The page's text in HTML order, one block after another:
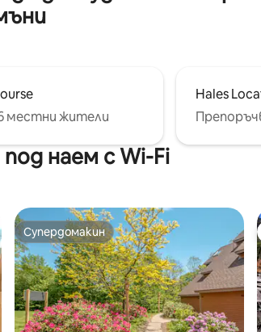
местни жители
Hales
наем с Wi-Fi
Супердомакин
Супердомакин